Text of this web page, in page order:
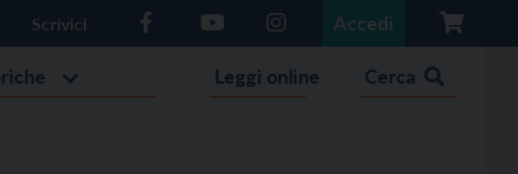
Scrivici Accedi
Leggi online Cerca